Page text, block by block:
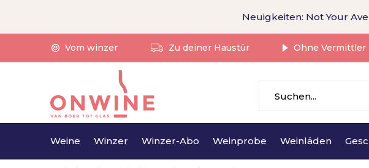
Weine Winzer Winzer-Abo Weinprobe Weinläden
Vom winzer Zu deiner Haustür Ohne Vermittler
Neuigkeiten: Not Your